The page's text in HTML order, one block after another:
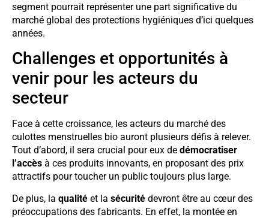
segment pourrait représenter une part significative du
marché global des protections hygiéniques d’ici quelques
années.
Challenges et opportunités à
venir pour les acteurs du
secteur
Face à cette croissance, les acteurs du marché des
culottes menstruelles bio auront plusieurs défis à relever.
Tout d’abord, il sera crucial pour eux de démocratiser
l’accès à ces produits innovants, en proposant des prix
attractifs pour toucher un public toujours plus large.
De plus, la qualité et la sécurité devront être au cœur des
préoccupations des fabricants. En effet, la montée en